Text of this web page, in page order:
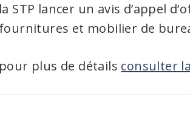
la STP lancer un avis d’appel
fournitures et mobilier de
pour plus de détails consulter